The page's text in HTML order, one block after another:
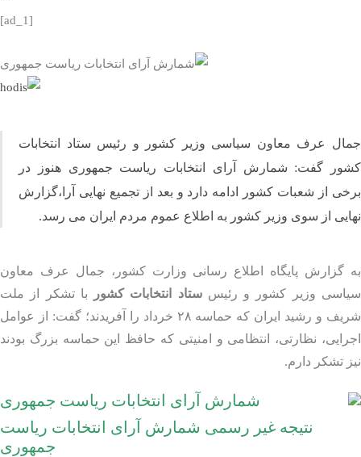
عرف معاون سیاسی وزیر کشور و رئیس ستاد انتخابات
گفت: شمارش آرای انتخابات ریاست جمهوری هنوز در
از شعبات کشور ادامه دارد و بعد از تجمیع نهایی آرا،گزارش
از سوی وزیر کشور به اطلاع عموم مردم ایران می رسد.
گزارش پایگاه اطلاع رسانی وزارت کشور، جمال عرف معاون
وزیر کشور و رئیس ستاد انتخابات کشوربا تشکر از ملت
شریف و رشید ایران که حماسه ۲۸ خرداد را آفریدند؛ گفت: از عوامل
نظارتی، انتظامی و امنیتی که حافظ این حماسه بزرگ بودند
تشکر دارم.
نتیجه غیر رسمی شمارش آرای انتخابات ریاست
جمهوری